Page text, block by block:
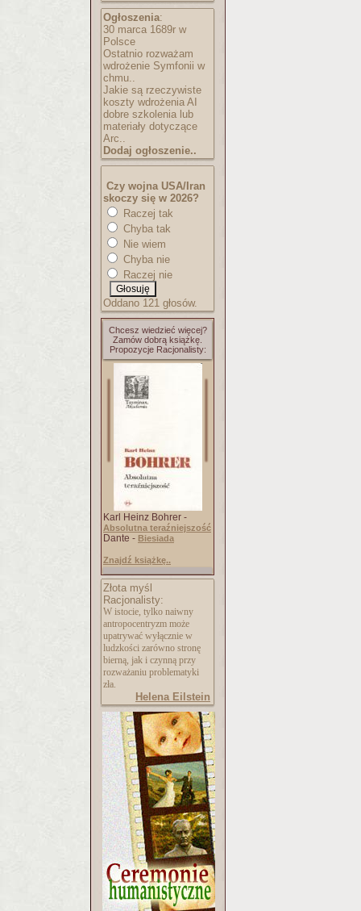
Ogłoszenia:
30 marca 1689r w
Polsce
Ostatnio rozważam
wdrożenie Symfonii w
chmu..
Jakie są rzeczywiste
koszty wdrożenia AI
dobre szkolenia lub
materiały dotyczące
Arc..
Dodaj ogłoszenie..
Czy wojna USA/Iran
skoczy się w 2026?
Raczej tak
Chyba tak
Nie wiem
Chyba nie
Raczej nie
Oddano 121 głosów.
Chcesz wiedzieć więcej?
Zamów dobrą książkę.
Propozycje Racjonalisty:
Karl Heinz Bohrer -
Absolutna teraźniejszość
Dante - Biesiada
Znajdź książkę..
Złota myśl
Racjonalisty:
W istocie, tylko naiwny
antropocentryzm może
upatrywać wyłącznie w
ludzkości zarówno stronę
bierną, jak i czynną przy
rozważaniu problematyki
zła.
Helena Eilstein